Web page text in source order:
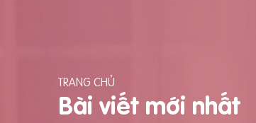
TRANG CHỦ
Bài viết mới nhất